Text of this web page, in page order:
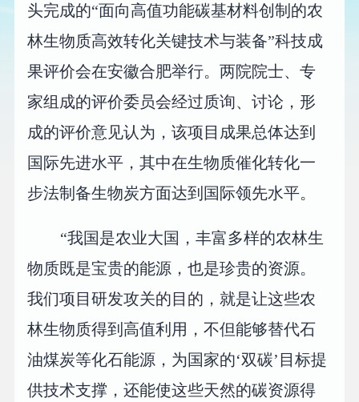
头完成的“面向高值功能碳基材料创制的农
林生物质高效转化关键技术与装备”科技成
果评价会在安徽合肥举行。两院院士、专
家组成的评价委员会经过质询、讨论，形
成的评价意见认为，该项目成果总体达到
国际先进水平，其中在生物质催化转化一
步法制备生物炭方面达到国际领先水平。
“我国是农业大国，丰富多样的农林生
物质既是宝贵的能源，也是珍贵的资源。
我们项目研发攻关的目的，就是让这些农
林生物质得到高值利用，不但能够替代石
油煤炭等化石能源，为国家的‘双碳’目标提
供技术支撑，还能使这些天然的碳资源得